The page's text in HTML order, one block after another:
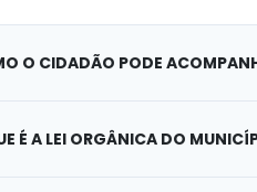
O CIDADÃO PODE
É A LEI ORGÂNICA DO